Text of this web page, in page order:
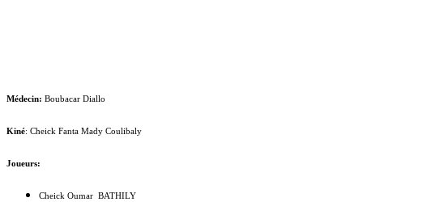
Médecin: Boubacar Diallo
Kiné: Cheick Fanta Mady Coulibaly
Joueurs:
Cheick Oumar BATHILY